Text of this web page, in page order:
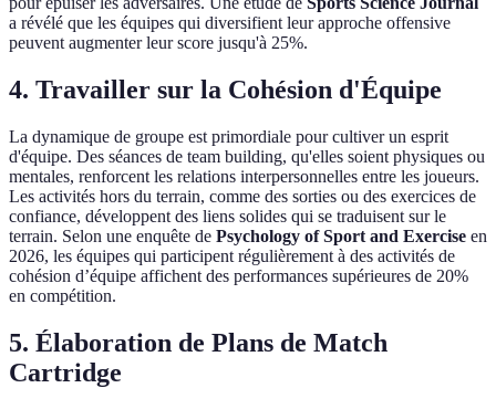
a révélé que les équipes qui diversifient leur approche offensive
peuvent augmenter leur score jusqu'à 25%.
4. Travailler sur la Cohésion d'Équipe
La dynamique de groupe est primordiale pour cultiver un esprit
d'équipe. Des séances de team building, qu'elles soient physiques ou
mentales, renforcent les relations interpersonnelles entre les joueurs.
Les activités hors du terrain, comme des sorties ou des exercices de
confiance, développent des liens solides qui se traduisent sur le
terrain. Selon une enquête de Psychology of Sport and Exercise en
2026, les équipes qui participent régulièrement à des activités de
cohésion d’équipe affichent des performances supérieures de 20%
en compétition.
5. Élaboration de Plans de Match
Cartridge